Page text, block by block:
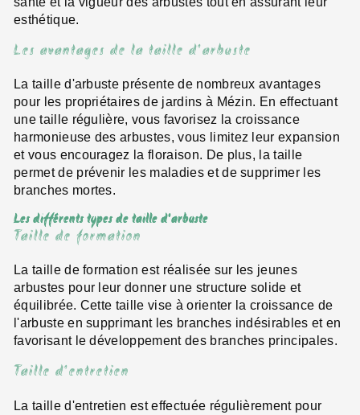
esthétique.
Les avantages de la taille d'arbuste
La taille d'arbuste présente de nombreux avantages
pour les propriétaires de jardins à Mézin. En effectuant
une taille régulière, vous favorisez la croissance
harmonieuse des arbustes, vous limitez leur expansion
et vous encouragez la floraison. De plus, la taille
permet de prévenir les maladies et de supprimer les
branches mortes.
Les différents types de taille d'arbuste
Taille de formation
La taille de formation est réalisée sur les jeunes
arbustes pour leur donner une structure solide et
équilibrée. Cette taille vise à orienter la croissance de
l'arbuste en supprimant les branches indésirables et en
favorisant le développement des branches principales.
Taille d'entretien
La taille d'entretien est effectuée régulièrement pour